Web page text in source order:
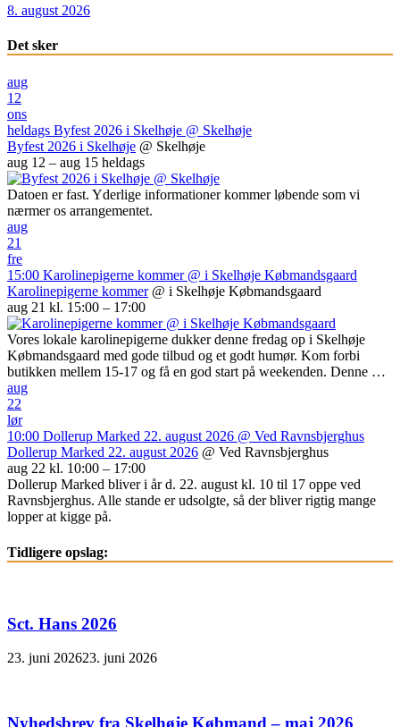
8. august 2026
Det sker
aug
12
ons
heldags Byfest 2026 i Skelhøje @ Skelhøje
Byfest 2026 i Skelhøje @ Skelhøje
aug 12 – aug 15 heldags
Datoen er fast. Yderlige informationer kommer løbende som vi
nærmer os arrangementet.
aug
21
fre
15:00 Karolinepigerne kommer @ i Skelhøje Købmandsgaard
Karolinepigerne kommer @ i Skelhøje Købmandsgaard
aug 21 kl. 15:00 – 17:00
Vores lokale karolinepigerne dukker denne fredag op i Skelhøje
Købmandsgaard med gode tilbud og et godt humør. Kom forbi
butikken mellem 15-17 og få en god start på weekenden. Denne …
aug
22
lør
10:00 Dollerup Marked 22. august 2026 @ Ved Ravnsbjerghus
Dollerup Marked 22. august 2026 @ Ved Ravnsbjerghus
aug 22 kl. 10:00 – 17:00
Dollerup Marked bliver i år d. 22. august kl. 10 til 17 oppe ved
Ravnsbjerghus. Alle stande er udsolgte, så der bliver rigtig mange
lopper at kigge på.
Tidligere opslag:
Sct. Hans 2026
23. juni 202623. juni 2026
Nyhedsbrev fra Skelhøje Købmand – maj 2026